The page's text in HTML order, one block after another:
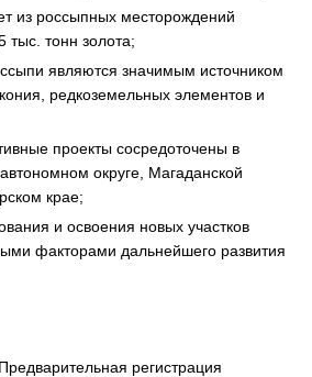
из россыпных месторождений
тыс. тонн золота;
являются значимым источником
редкоземельных элементов и
проекты сосредоточены в
округе, Магаданской
крае;
и освоения новых участков
факторами дальнейшего развития
регистрация